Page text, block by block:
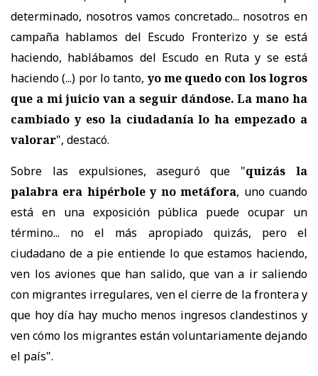
determinado, nosotros vamos concretado... nosotros en
campaña hablamos del Escudo Fronterizo y se está
haciendo, hablábamos del Escudo en Ruta y se está
haciendo (...) por lo tanto, yo me quedo con los logros
que a mi juicio van a seguir dándose. La mano ha
cambiado y eso la ciudadanía lo ha empezado a
valorar", destacó.
Sobre las expulsiones, aseguró que "quizás la
palabra era hipérbole y no metáfora, uno cuando
está en una exposición pública puede ocupar un
término... no el más apropiado quizás, pero el
ciudadano de a pie entiende lo que estamos haciendo,
ven los aviones que han salido, que van a ir saliendo
con migrantes irregulares, ven el cierre de la frontera y
que hoy día hay mucho menos ingresos clandestinos y
ven cómo los migrantes están voluntariamente dejando
el país".